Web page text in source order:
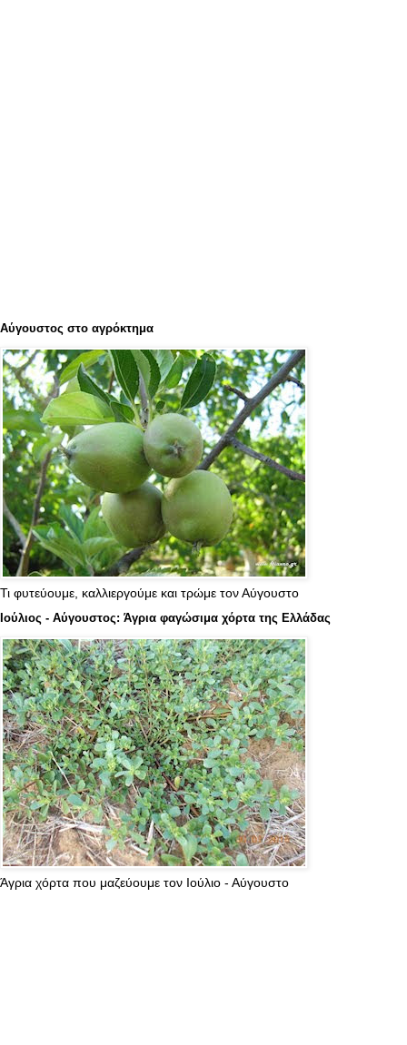
Αύγουστος στο αγρόκτημα
Τι φυτεύουμε, καλλιεργούμε και τρώμε τον Αύγουστο
Ιούλιος - Αύγουστος: Άγρια φαγώσιμα χόρτα της Ελλάδας
Άγρια χόρτα που μαζεύουμε τον Ιούλιο - Αύγουστο